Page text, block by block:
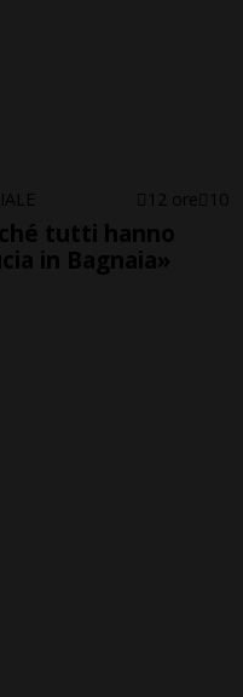
12 ore 10
tutti hanno
in Bagnaia»